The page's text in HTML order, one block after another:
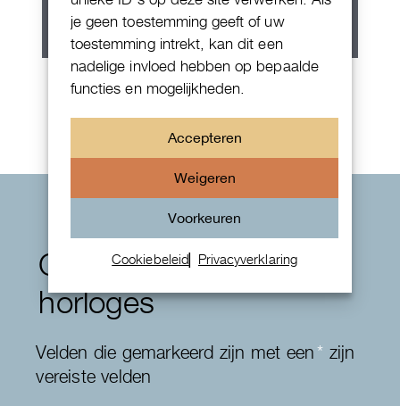
je geen toestemming geeft of uw
toestemming intrekt, kan dit een
nadelige invloed hebben op bepaalde
functies en mogelijkheden.
Accepteren
Weigeren
Voorkeuren
Cookiebeleid Privacyverklaring
Rolex Oyster Perpetual 36
Contactformulier
horloges
Velden die gemarkeerd zijn met een* zijn
vereiste velden